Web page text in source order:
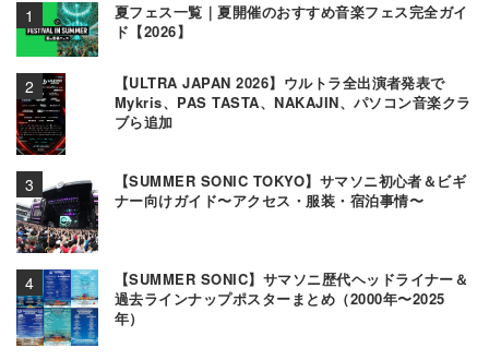
夏フェス一覧｜夏開催のおすすめ音楽フェス完全ガイ
ド【2026】
【ULTRA JAPAN 2026】ウルトラ全出演者発表で
Mykris、PAS TASTA、NAKAJIN、パソコン音楽クラ
ブら追加
【SUMMER SONIC TOKYO】サマソニ初心者＆ビギ
ナー向けガイド〜アクセス・服装・宿泊事情〜
【SUMMER SONIC】サマソニ歴代ヘッドライナー＆
過去ラインナップポスターまとめ（2000年〜2025
年）